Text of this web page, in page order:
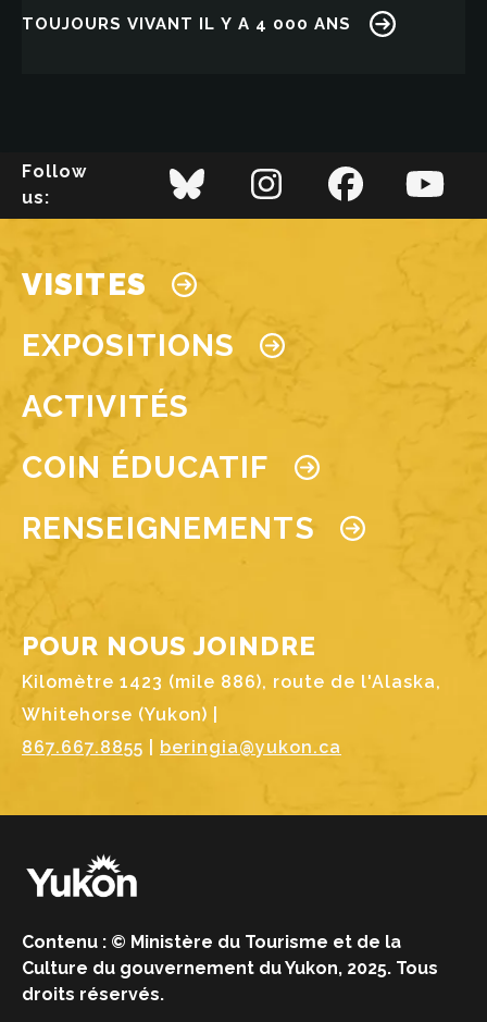
TOUJOURS VIVANT IL Y A 4 000 ANS
EN SAVOIR PLUS
Follow
us:
Main navigation
VISITES
EXPOSITIONS
ACTIVITÉS
COIN ÉDUCATIF
RENSEIGNEMENTS
POUR NOUS JOINDRE
Kilomètre 1423 (mile 886), route de l'Alaska,
Whitehorse (Yukon) |
867.667.8855
beringia@yukon.ca
Contenu : © Ministère du Tourisme et de la
Culture du gouvernement du Yukon, 2025. Tous
droits réservés.